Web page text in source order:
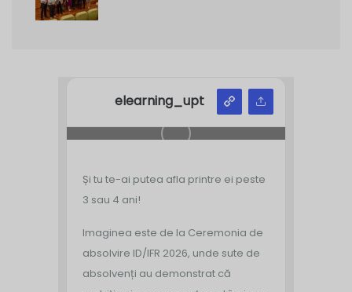
elearning_upt
Și tu te-ai putea afla printre ei peste
3 sau 4 ani!
Imaginea este de la Ceremonia de
absolvire ID/IFR 2026, unde sute de
absolvenți au demonstrat că